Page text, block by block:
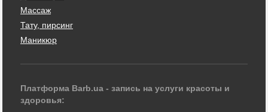
Массаж
Тату, пирсинг
Маникюр
Платформа Barb.ua - запись на услуги красоты и
здоровья: